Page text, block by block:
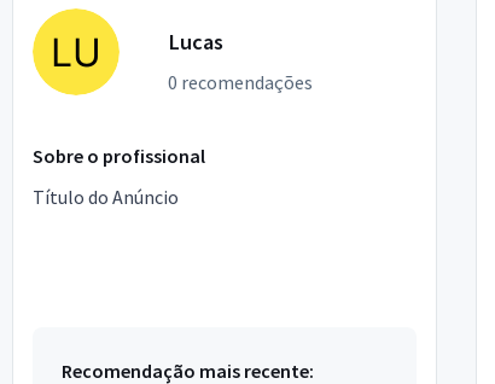
Lucas
0 recomendações
Sobre o profissional
Título do Anúncio
Recomendação mais recente: